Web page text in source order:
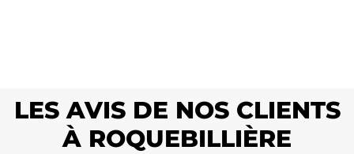
LES AVIS DE NOS CLIENTS
À ROQUEBILLIÈRE